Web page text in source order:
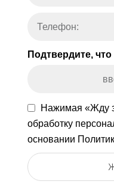
Подтвердите,
Нажимая «Жду
обработку
основании